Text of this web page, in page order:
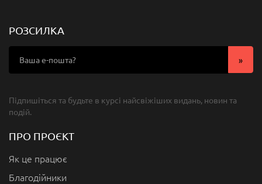
РОЗСИЛКА
Підпишіться та будьте в курсі найсвіжіших видань, новин та
подій.
ПРО ПРОЄКТ
Як це працює
Благодійники